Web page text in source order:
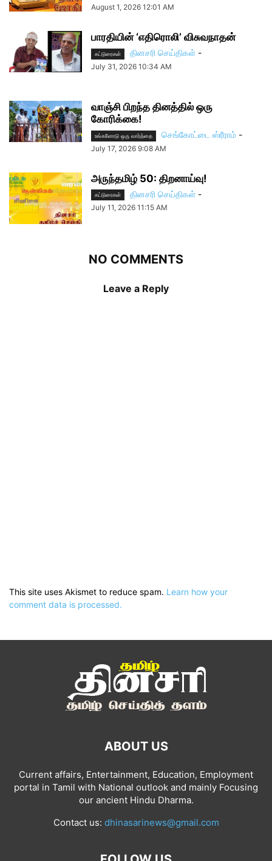
August 1, 2026 12:01 AM
பாரதியின் ‘எதிரொலி’ விசுவநாதன்
கட்டுரைகள் தினசரி செய்திகள் -
July 31, 2026 10:34 AM
வாஞ்சி பிறந்த தினத்தில் ஒரு
கோரிக்கை!
உங்களோடு ஒரு வார்த்தை செங்கோட்டை ஸ்ரீராம் -
July 17, 2026 9:08 AM
அருந்தமிழ் 50: திறனாய்வு!
கட்டுரைகள் தினசரி செய்திகள் -
July 11, 2026 11:15 AM
NO COMMENTS
Leave a Reply
This site uses Akismet to reduce spam. Learn how your
comment data is processed.
ABOUT US
Current affairs, Entertainment, Education, Employment
portal in Tamil with National outlook and mainly Focusing
our ancient Hindu Dharma.
Contact us: dhinasarinews@gmail.com